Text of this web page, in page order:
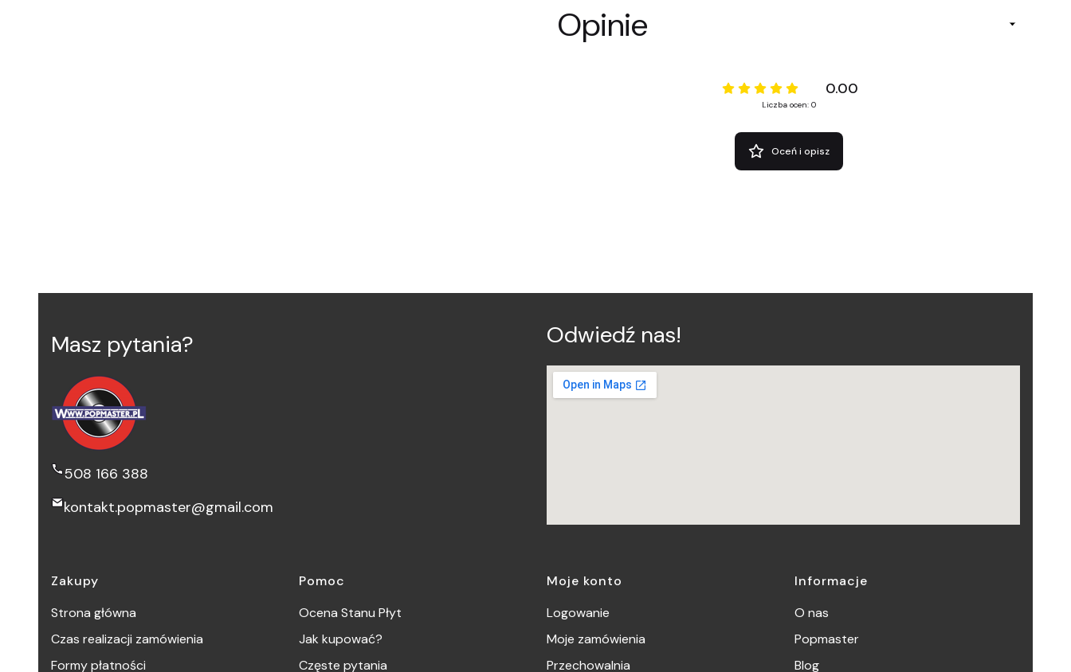
Opinie
0.00
Liczba ocen: 0
Oceń i opisz
Masz pytania?
508 166 388
kontakt.popmaster@gmail.com
Odwiedź nas!
Linki w stopce
Zakupy
Strona główna
Czas realizacji zamówienia
Formy płatności
Pomoc
Ocena Stanu Płyt
Jak kupować?
Częste pytania
Moje konto
Logowanie
Moje zamówienia
Przechowalnia
Informacje
O nas
Popmaster
Blog